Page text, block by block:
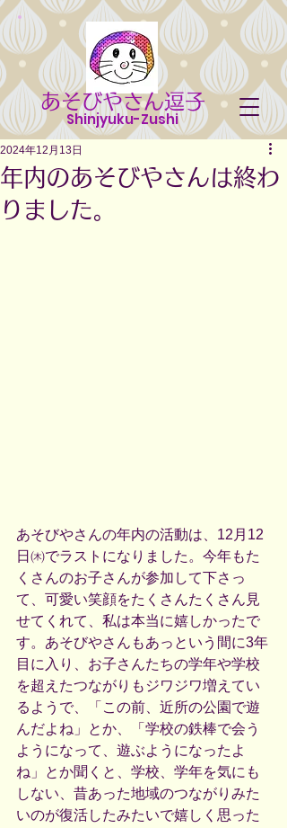
あそびやさん逗子
Shinjyuku-Zushi
年内のあそびやさんは終わ
りました。
2024年12月13日
あそびやさんの年内の活動は、12月12
日㈭でラストになりました。今年もた
くさんのお子さんが参加して下さっ
て、可愛い笑顔をたくさんたくさん見
せてくれて、私は本当に嬉しかったで
す。あそびやさんもあっという間に3年
目に入り、お子さんたちの学年や学校
を超えたつながりもジワジワ増えてい
るようで、「この前、近所の公園で遊
んだよね」とか、「学校の鉄棒で会う
ようになって、遊ぶようになったよ
ね」とか聞くと、学校、学年を気にも
しない、昔あった地域のつながりみた
いのが復活したみたいで嬉しく思った